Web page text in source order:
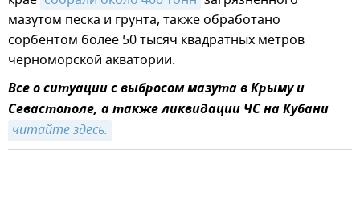
мазутом песка и грунта, также обработано
сорбентом более 50 тысяч квадратных метров
черноморской акватории.
Все о ситуации с выбросом мазута в Крыму и
Севастополе, а также ликвидации ЧС на Кубани
читайте здесь.